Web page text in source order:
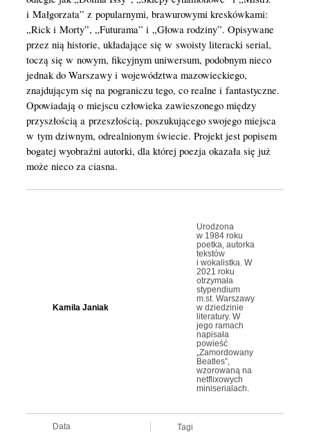
i Małgorzata” z popularnymi, brawurowymi kreskówkami:
„Rick i Morty”, „Futurama” i „Głowa rodziny”. Opisywane
przez nią historie, układające się w swoisty literacki serial,
toczą się w nowym, fikcyjnym uniwersum, podobnym nieco
jednak do Warszawy i województwa mazowieckiego,
znajdującym się na pograniczu tego, co realne i fantastyczne.
Opowiadają o miejscu człowieka zawieszonego między
przyszłością a przeszłością, poszukującego swojego miejsca
w tym dziwnym, odrealnionym świecie. Projekt jest popisem
bogatej wyobraźni autorki, dla której poezja okazała się już
może nieco za ciasna.
Kamila Janiak
Urodzona
w 1984 roku
poetka, autorka
tekstów
i wokalistka. W
2021 roku
otrzymała
stypendium
m.st. Warszawy
w dziedzinie
literatury. W
jego ramach
napisała
powieść
„Zamordowany
Beatles”,
wzorowaną na
netflixowych
miniserialach.
Data Tagi